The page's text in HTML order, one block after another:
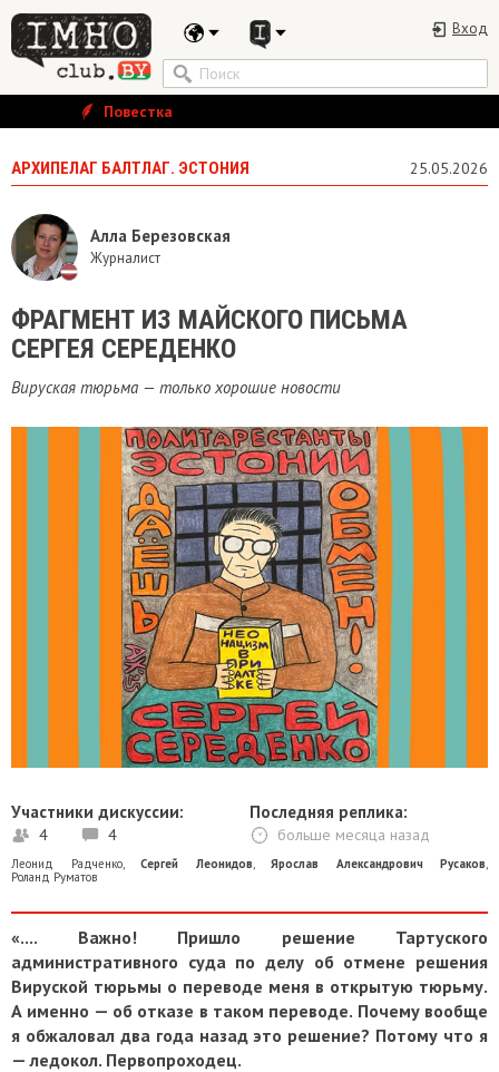
Вход
Повестка
АРХИПЕЛАГ БАЛТЛАГ. ЭСТОНИЯ 25.05.2026
Алла Березовская
Журналист
ФРАГМЕНТ ИЗ МАЙСКОГО ПИСЬМА
СЕРГЕЯ СЕРЕДЕНКО
Вируская тюрьма — только хорошие новости
Участники дискуссии:
4 4
Последняя реплика:
больше месяца назад
Леонид Радченко, Сергей Леонидов Ярослав Александрович Русаков
Роланд Руматов
«.... Важно! Пришло решение Тартуского
административного суда по делу об отмене решения
Вируской тюрьмы о переводе меня в открытую тюрьму.
А именно — об отказе в таком переводе. Почему вообще
я обжаловал два года назад это решение? Потому что я
— ледокол. Первопроходец.